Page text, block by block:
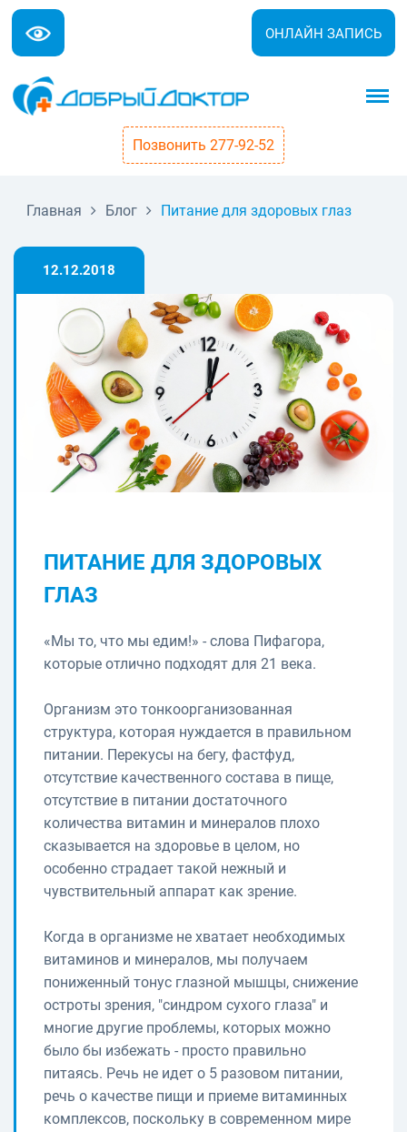
ОНЛАЙН ЗАПИСЬ
Позвонить 277-92-52
Главная Блог Питание для здоровых глаз
12.12.2018
ПИТАНИЕ ДЛЯ ЗДОРОВЫХ
ГЛАЗ
«Мы то, что мы едим!» - слова Пифагора,
которые отлично подходят для 21 века.
Организм это тонкоорганизованная
структура, которая нуждается в правильном
питании. Перекусы на бегу, фастфуд,
отсутствие качественного состава в пище,
отсутствие в питании достаточного
количества витамин и минералов плохо
сказывается на здоровье в целом, но
особенно страдает такой нежный и
чувствительный аппарат как зрение.
Когда в организме не хватает необходимых
витаминов и минералов, мы получаем
пониженный тонус глазной мышцы, снижение
остроты зрения, "синдром сухого глаза" и
многие другие проблемы, которых можно
было бы избежать - просто правильно
питаясь. Речь не идет о 5 разовом питании,
речь о качестве пищи и приеме витаминных
комплексов, поскольку в современном мире